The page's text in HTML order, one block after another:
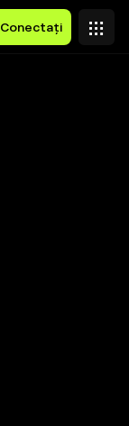
Conectați